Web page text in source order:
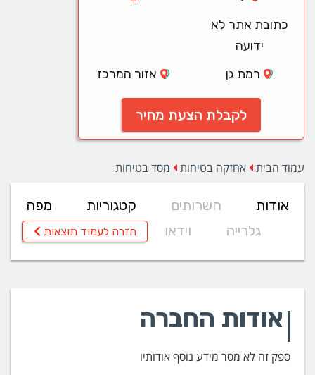
כתובת אתר לא
ידועה
רמת גן
אזור המרכז
לקבלת הצעת מחיר
עמוד הבית אחזקה בטיחות מסד בטיחות
אודות השרותים קטגוריות
מפה
גלרייה
וידאו חזרה לעמוד תוצאות
אודות החברה
ספק זה לא מסר מידע נוסף אודותיו